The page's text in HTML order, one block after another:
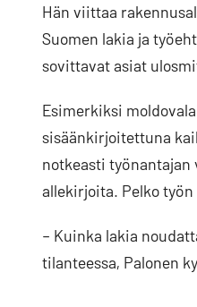
Hän viittaa
Suomen lakia ja
sovittavat asiat
Esimerkiksi
sisäänkirjoitettuna
notkeasti työnantajan
allekirjoita. Pelko
– Kuinka lakia
tilanteessa, Palonen